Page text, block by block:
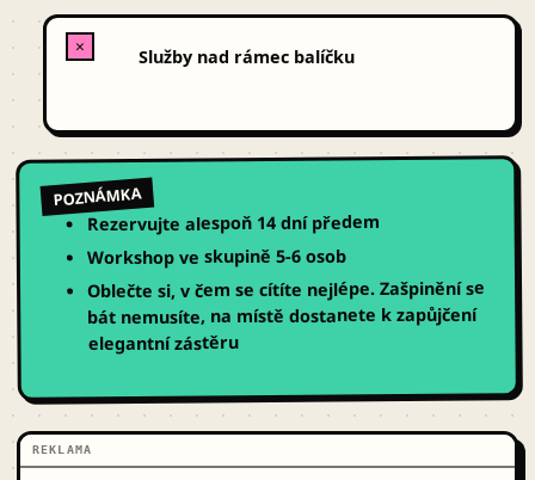
✕ Služby nad rámec balíčku
POZNÁMKA
Rezervujte alespoň 14 dní předem
Workshop ve skupině 5-6 osob
Oblečte si, v čem se cítíte nejlépe. Zašpinění se
bát nemusíte, na místě dostanete k zapůjčení
elegantní zástěru
REKLAMA